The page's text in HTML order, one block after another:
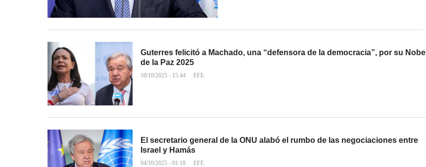
Guterres felicitó a Machado, una “defensora de la democracia”, por su Nobel
de la Paz 2025
10/10/2025 - 15:44 EFE
El secretario general de la ONU alabó el rumbo de las negociaciones entre
Israel y Hamás
04/10/2025 - 01:18 EFE